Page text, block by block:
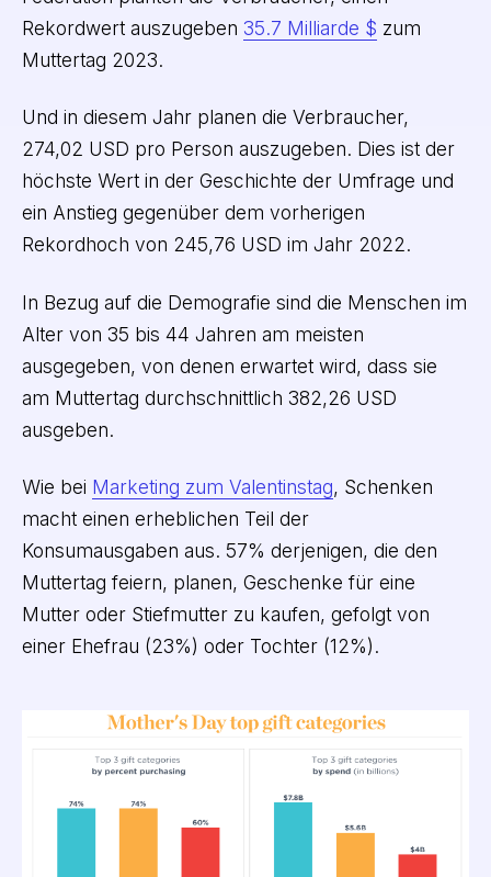
Rekordwert auszugeben 35.7 Milliarde $ zum
Muttertag 2023.
Und in diesem Jahr planen die Verbraucher,
274,02 USD pro Person auszugeben. Dies ist der
höchste Wert in der Geschichte der Umfrage und
ein Anstieg gegenüber dem vorherigen
Rekordhoch von 245,76 USD im Jahr 2022.
In Bezug auf die Demografie sind die Menschen im
Alter von 35 bis 44 Jahren am meisten
ausgegeben, von denen erwartet wird, dass sie
am Muttertag durchschnittlich 382,26 USD
ausgeben.
Wie bei Marketing zum Valentinstag, Schenken
macht einen erheblichen Teil der
Konsumausgaben aus. 57% derjenigen, die den
Muttertag feiern, planen, Geschenke für eine
Mutter oder Stiefmutter zu kaufen, gefolgt von
einer Ehefrau (23%) oder Tochter (12%).